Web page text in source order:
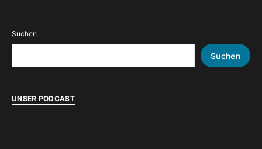
Suchen
Suchen
UNSER PODCAST